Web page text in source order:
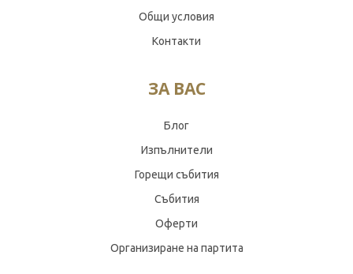
Общи условия
Контакти
ЗА ВАС
Блог
Изпълнители
Горещи събития
Събития
Оферти
Организиране на партита